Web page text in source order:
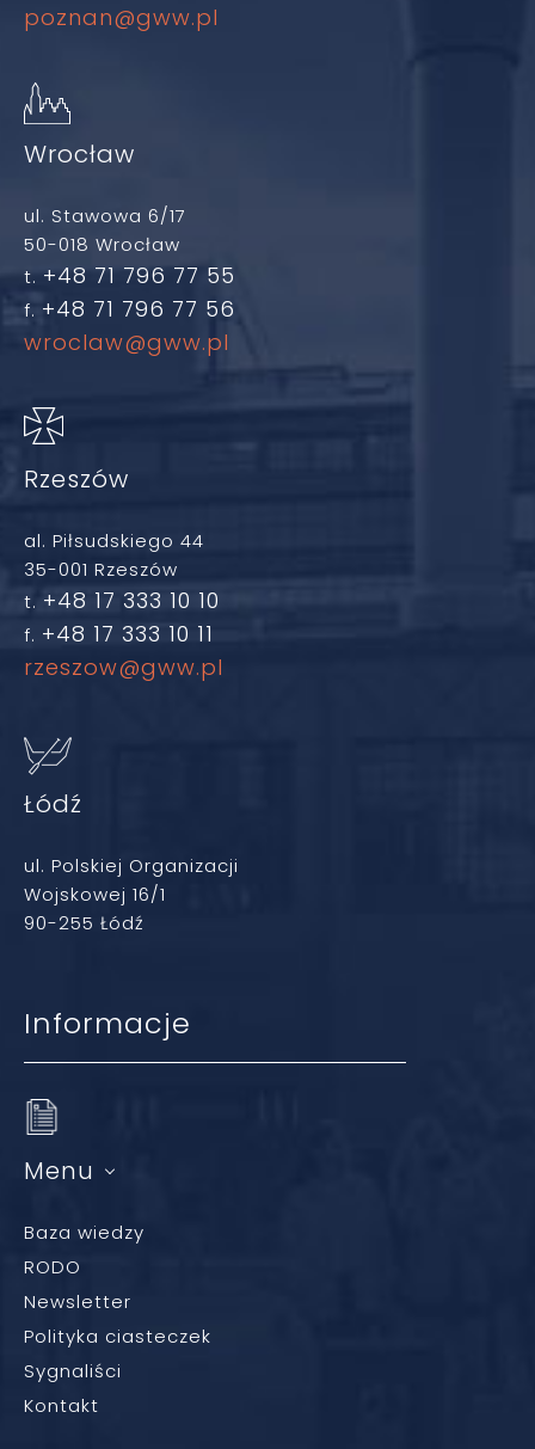
poznan@gww.pl
Wrocław
ul. Stawowa 6/17
50-018 Wrocław
t. +48 71 796 77 55
f. +48 71 796 77 56
wroclaw@gww.pl
Rzeszów
al. Piłsudskiego 44
35-001 Rzeszów
t. +48 17 333 10 10
f. +48 17 333 10 11
rzeszow@gww.pl
Łódź
ul. Polskiej Organizacji
Wojskowej 16/1
90-255 Łódź
Informacje
Menu
Baza wiedzy
RODO
Newsletter
Polityka ciasteczek
Sygnaliści
Kontakt